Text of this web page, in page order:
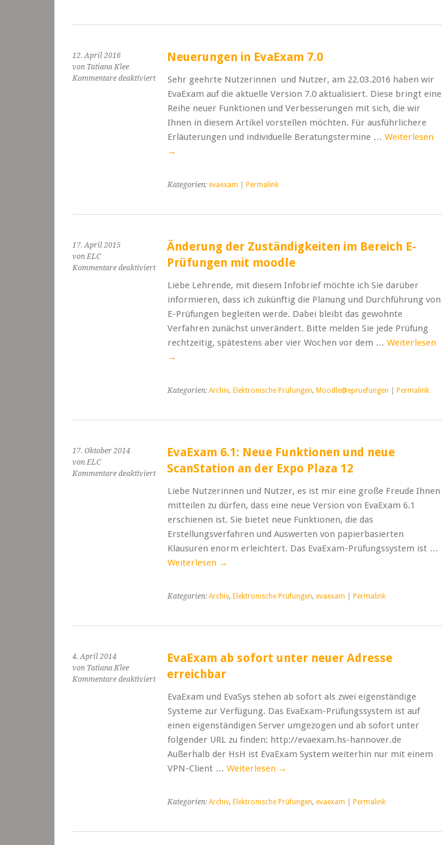
Lehrpraxis“
12. April 2016
von Tatiana Klee
Kommentare deaktiviertfür
Neuerungen
EvaExam
Neuerungen in EvaExam 7.0
Sehr geehrte Nutzerinnen und Nutzer, am 22.03.2016 haben wir
EvaExam auf die aktuelle Version 7.0 aktualisiert. Diese bringt eine
Reihe neuer Funktionen und Verbesserungen mit sich, die wir
Ihnen in diesem Artikel vorstellen möchten. Für ausführlichere
Erläuterungen und individuelle Beratungstermine … Weiterlesen
→
Kategorien: evaexam Permalink
17. April 2015
von ELC
Kommentare deaktiviertfür
Zuständigkeiten
Bereich
Prüfungen
Änderung der Zuständigkeiten im Bereich E-
Prüfungen mit moodle
Liebe Lehrende, mit diesem Infobrief möchte ich Sie darüber
informieren, dass ich zukünftig die Planung und Durchführung von
E-Prüfungen begleiten werde. Dabei bleibt das gewohnte
Verfahren zunächst unverändert. Bitte melden Sie jede Prüfung
rechtzeitig, spätestens aber vier Wochen vor dem … Weiterlesen
→
Kategorien: Archiv, Elektronische Prüfungen, Moodle@epruefungen Permalink
17. Oktober 2014
von ELC
Kommentare deaktiviertfür
Neue
Funktionen
ScanStation
Plaza
EvaExam 6.1: Neue Funktionen und neue
ScanStation an der Expo Plaza 12
Liebe Nutzerinnen und Nutzer, es ist mir eine große Freude Ihnen
mitteilen zu dürfen, dass eine neue Version von EvaExam 6.1
erschienen ist. Sie bietet neue Funktionen, die das
Erstellungsverfahren und Auswerten von papierbasierten
Klausuren enorm erleichtert. Das EvaExam-Prüfungssystem ist …
Weiterlesen →
Kategorien: Archiv, Elektronische Prüfungen, evaexam Permalink
4. April 2014
von Tatiana Klee
Kommentare deaktiviertfür
sofort
unter
neuer
Adresse
erreichbar
EvaExam ab sofort unter neuer Adresse
erreichbar
EvaExam und EvaSys stehen ab sofort als zwei eigenständige
Systeme zur Verfügung. Das EvaExam-Prüfungssystem ist auf
einen eigenständigen Server umgezogen und ab sofort unter
folgender URL zu finden: http://evaexam.hs-hannover.de
Außerhalb der HsH ist EvaExam System weiterhin nur mit einem
VPN-Client … Weiterlesen →
Kategorien: Archiv, Elektronische Prüfungen, evaexam Permalink